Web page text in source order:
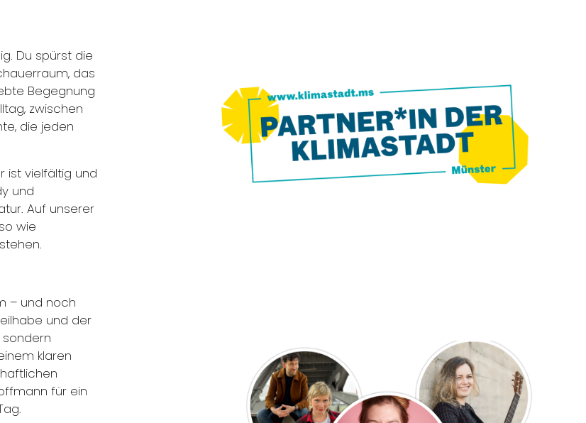
Du spürst die
das
Begegnung
zwischen
die jeden
ist vielfältig und
und
Auf unserer
wie
– und noch
und der
sondern
klaren
für ein